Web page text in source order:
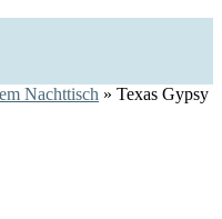
Nachttisch » Texas Gypsy